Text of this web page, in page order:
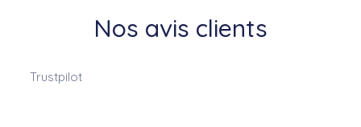
Nos avis clients
Trustpilot